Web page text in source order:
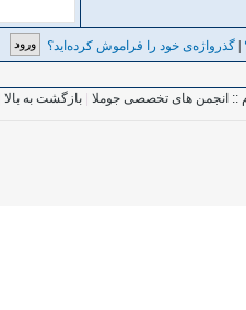
گذرواژه‌ی خود را فراموش کرده‌اید؟
:: انجمن های تخصصی جوملا بازگشت به بالا